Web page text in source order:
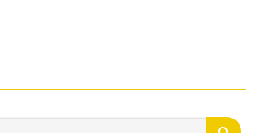
seus municípios e, somente o ano
distribuiu mais de três bilhões de
ações, dentre alas, mais de
em pequenas comunidades rurais.